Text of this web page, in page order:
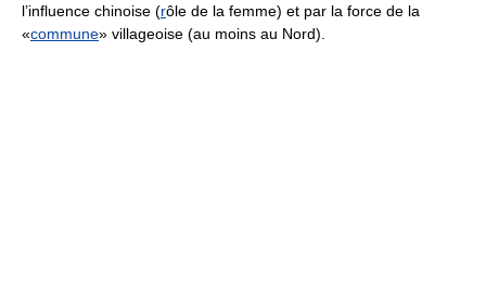
l’influence chinoise (rôle de la femme) et par la force de la
«commune» villageoise (au moins au Nord).